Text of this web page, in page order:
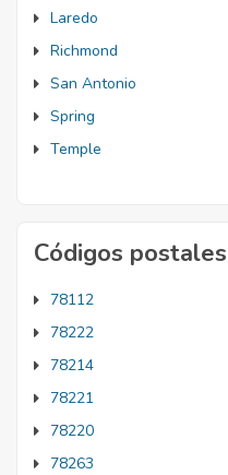
Laredo
Richmond
San Antonio
Spring
Temple
Códigos
78112
78222
78214
78221
78220
78263